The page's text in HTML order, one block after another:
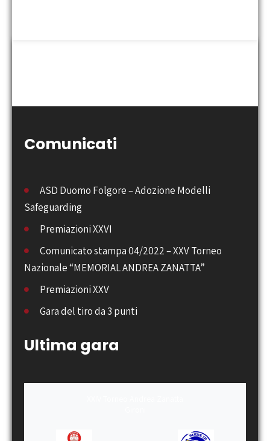
Comunicati
ASD Duomo Folgore – Adozione Modelli
Safeguarding
Premiazioni XXVI
Comunicato stampa 04/2022 – XXV Torneo
Nazionale “MEMORIAL ANDREA ZANATTA”
Premiazioni XXV
Gara del tiro da 3 punti
Ultima gara